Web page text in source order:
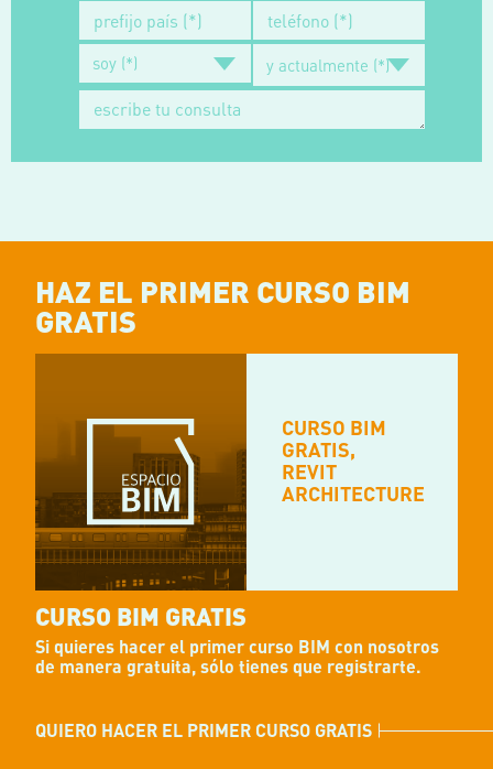
HAZ EL PRIMER CURSO BIM
GRATIS
CURSO BIM
GRATIS,
REVIT
ARCHITECTURE
CURSO BIM GRATIS
Si quieres hacer el primer curso BIM con nosotros
de manera gratuita, sólo tienes que registrarte.
QUIERO HACER EL PRIMER CURSO GRATIS